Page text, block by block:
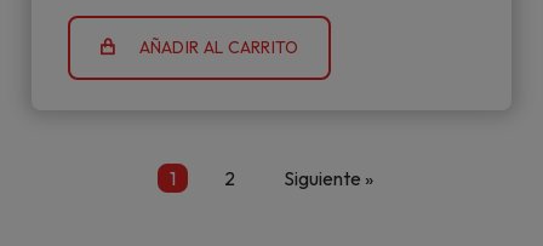
AÑADIR AL CARRITO
1 2 Siguiente »